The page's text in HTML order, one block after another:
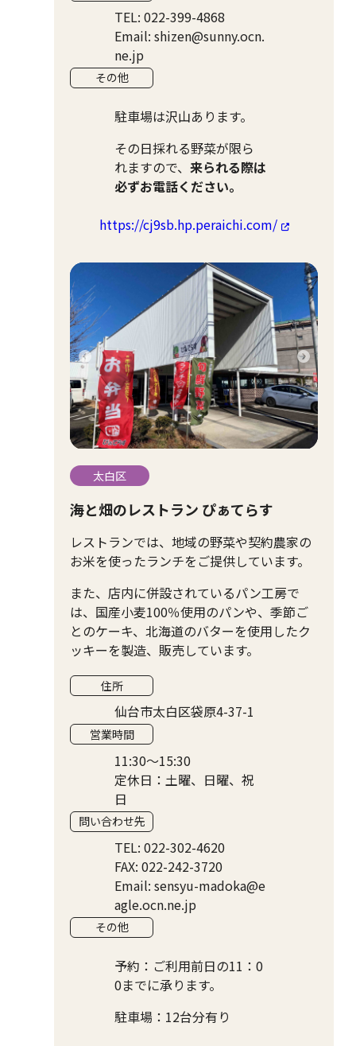
TEL: 022-399-4868
Email: shizen@sunny.ocn.
ne.jp
その他
駐車場は沢山あります。
その日採れる野菜が限ら
れますので、 来られる際は
必ずお電話ください。
https://cj9sb.hp.peraichi.com/
太白区
海と畑のレストラン ぴぁてらす
レストランでは、地域の野菜や契約農家の
お米を使ったランチをご提供しています。
また、店内に併設されているパン工房で
は、国産小麦100％使用のパンや、季節ご
とのケーキ、北海道のバターを使用したク
ッキーを製造、販売しています。
住所
仙台市太白区袋原4-37-1
営業時間
11:30〜15:30
定休日：土曜、日曜、祝
日
問い合わせ先
TEL: 022-302-4620
FAX: 022-242-3720
Email: sensyu-madoka@e
agle.ocn.ne.jp
その他
予約：ご利用前日の11：0
0までに承ります。
駐車場：12台分有り